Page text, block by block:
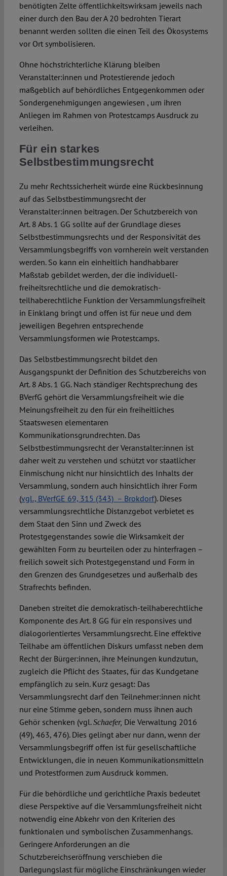
benötigten Zelte öffentlichkeitswirksam jeweils nach
einer durch den Bau der A 20 bedrohten Tierart
benannt werden sollten die einen Teil des Ökosystems
vor Ort symbolisieren.
Ohne höchstrichterliche Klärung bleiben
Veranstalter:innen und Protestierende jedoch
maßgeblich auf behördliches Entgegenkommen oder
Sondergenehmigungen angewiesen , um ihren
Anliegen im Rahmen von Protestcamps Ausdruck zu
verleihen.
Für ein starkes
Selbstbestimmungsrecht
Zu mehr Rechtssicherheit würde eine Rückbesinnung
auf das Selbstbestimmungsrecht der
Veranstalter:innen beitragen. Der Schutzbereich von
Art. 8 Abs. 1 GG sollte auf der Grundlage dieses
Selbstbestimmungsrechts und der Responsivität des
Versammlungsbegriffs von vornherein weit verstanden
werden. So kann ein einheitlich handhabbarer
Maßstab gebildet werden, der die individuell-
freiheitsrechtliche und die demokratisch-
teilhaberechtliche Funktion der Versammlungsfreiheit
in Einklang bringt und offen ist für neue und dem
jeweiligen Begehren entsprechende
Versammlungsformen wie Protestcamps.
Das Selbstbestimmungsrecht bildet den
Ausgangspunkt der Definition des Schutzbereichs von
Art. 8 Abs. 1 GG. Nach ständiger Rechtsprechung des
BVerfG gehört die Versammlungsfreiheit wie die
Meinungsfreiheit zu den für ein freiheitliches
Staatswesen elementaren
Kommunikationsgrundrechten. Das
Selbstbestimmungsrecht der Veranstalter:innen ist
daher weit zu verstehen und schützt vor staatlicher
Einmischung nicht nur hinsichtlich des Inhalts der
Versammlung, sondern auch hinsichtlich ihrer Form
(vgl., BVerfGE 69, 315 (343) – Brokdorf). Dieses
versammlungsrechtliche Distanzgebot verbietet es
dem Staat den Sinn und Zweck des
Protestgegenstandes sowie die Wirksamkeit der
gewählten Form zu beurteilen oder zu hinterfragen –
freilich soweit sich Protestgegenstand und Form in
den Grenzen des Grundgesetzes und außerhalb des
Strafrechts befinden.
Daneben streitet die demokratisch-teilhaberechtliche
Komponente des Art. 8 GG für ein responsives und
dialogorientiertes Versammlungsrecht. Eine effektive
Teilhabe am öffentlichen Diskurs umfasst neben dem
Recht der Bürger:innen, ihre Meinungen kundzutun,
zugleich die Pflicht des Staates, für das Kundgetane
empfänglich zu sein. Kurz gesagt: Das
Versammlungsrecht darf den Teilnehmer:innen nicht
nur eine Stimme geben, sondern muss ihnen auch
Gehör schenken (vgl.Schaefer, Die Verwaltung 2016
(49), 463, 476). Dies gelingt aber nur dann, wenn der
Versammlungsbegriff offen ist für gesellschaftliche
Entwicklungen, die in neuen Kommunikationsmitteln
und Protestformen zum Ausdruck kommen.
Für die behördliche und gerichtliche Praxis bedeutet
diese Perspektive auf die Versammlungsfreiheit nicht
notwendig eine Abkehr von den Kriterien des
funktionalen und symbolischen Zusammenhangs.
Geringere Anforderungen an die
Schutzbereichseröffnung verschieben die
Darlegungslast für mögliche Einschränkungen wieder